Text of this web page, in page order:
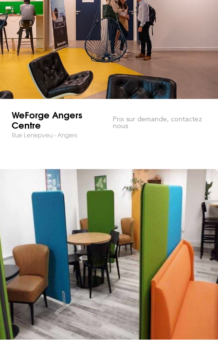
WeForge Angers
Centre
Rue Lenepveu - Angers
Prix sur demande, contactez
nous